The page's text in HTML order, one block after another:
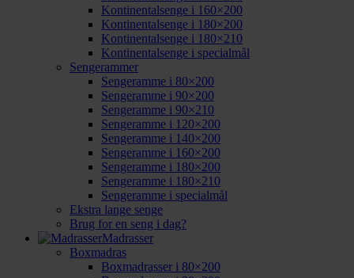
Kontinentalsenge i 160×200
Kontinentalsenge i 180×200
Kontinentalsenge i 180×210
Kontinentalsenge i specialmål
Sengerammer
Sengeramme i 80×200
Sengeramme i 90×200
Sengeramme i 90×210
Sengeramme i 120×200
Sengeramme i 140×200
Sengeramme i 160×200
Sengeramme i 180×200
Sengeramme i 180×210
Sengeramme i specialmål
Ekstra lange senge
Brug for en seng i dag?
Madrasser
Boxmadras
Boxmadrasser i 80×200